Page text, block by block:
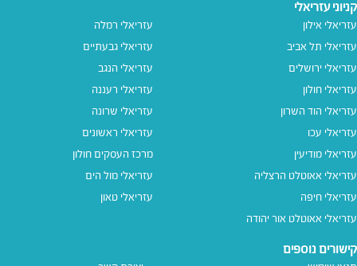
קניוני עזריאלי
עזריאלי אילון
עזריאלי תל אביב
עזריאלי ירושלים
עזריאלי חולון
עזריאלי הוד השרון
עזריאלי עכו
עזריאלי מודיעין
עזריאלי אאוטלט הרצליה
עזריאלי חיפה
עזריאלי אאוטלט אור יהודה
עזריאלי רמלה
עזריאלי גבעתיים
עזריאלי הנגב
עזריאלי רעננה
עזריאלי שרונה
עזריאלי ראשונים
מרכז העסקים חולון
עזריאלי מול הים
עזריאלי טאון
קישורים נוספים